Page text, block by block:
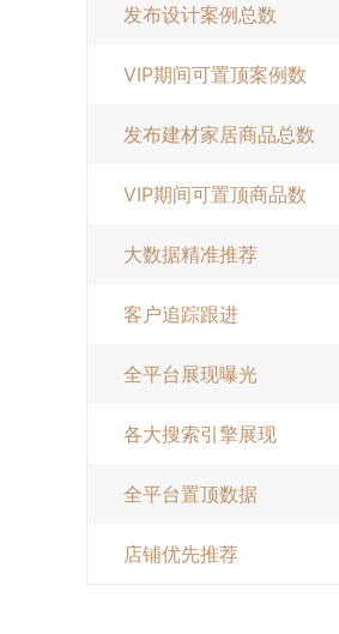
发布设计案例总数
VIP期间可置顶案例数
发布建材家居商品总数
VIP期间可置顶商品数
大数据精准推荐
客户追踪跟进
全平台展现曝光
各大搜索引擎展现
全平台置顶数据
店铺优先推荐